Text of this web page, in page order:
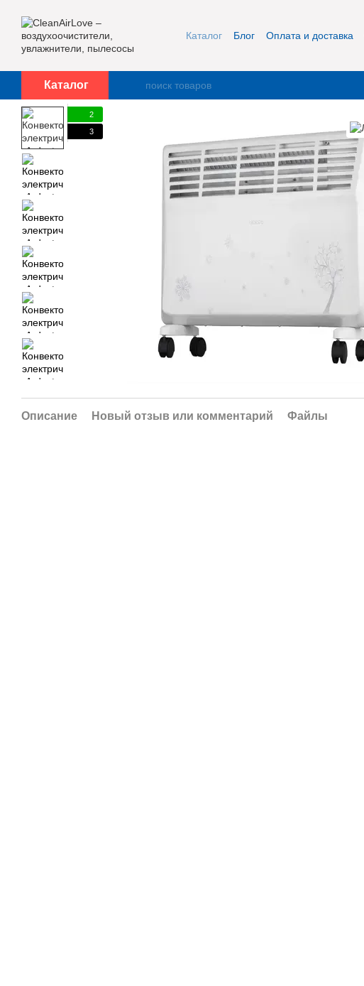
Каталог Блог Оплата и доставка
Каталог
2
3
Описание Новый отзыв или комментарий Файлы